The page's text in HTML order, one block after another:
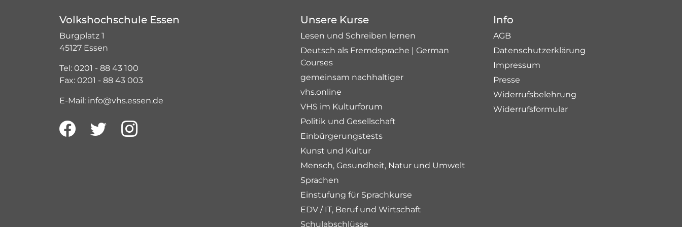
Volkshochschule Essen
Burgplatz 1
45127 Essen
Tel: 0201 - 88 43 100
Fax: 0201 - 88 43 003
E-Mail: info@vhs.essen.de
Unsere Kurse
Lesen und Schreiben lernen
Deutsch als Fremdsprache | German
Courses
gemeinsam nachhaltiger
vhs.online
VHS im Kulturforum
Politik und Gesellschaft
Einbürgerungstests
Kunst und Kultur
Mensch, Gesundheit, Natur und Umwelt
Sprachen
Einstufung für Sprachkurse
EDV / IT, Beruf und Wirtschaft
Schulabschlüsse
Info
AGB
Datenschutzerklärung
Impressum
Presse
Widerrufsbelehrung
Widerrufsformular